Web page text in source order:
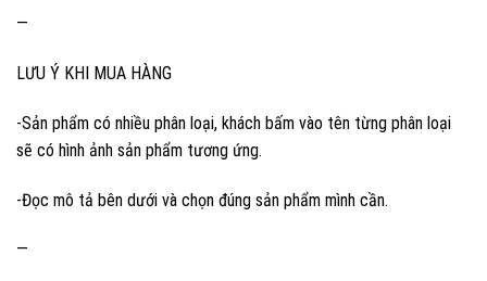
—
LƯU Ý KHI MUA HÀNG
-Sản phẩm có nhiều phân loại, khách bấm vào tên từng phân loại
sẽ có hình ảnh sản phẩm tương ứng.
-Đọc mô tả bên dưới và chọn đúng sản phẩm mình cần.
—